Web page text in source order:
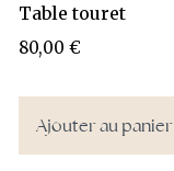
Table touret
80,00€
Ajouter au panier